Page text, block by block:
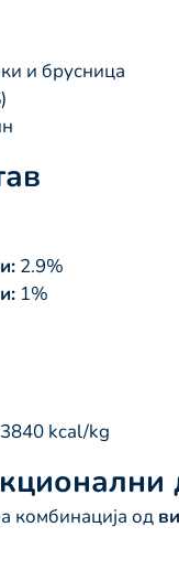
и брусница
2.9%
1%
kcal/kg
комбинација од